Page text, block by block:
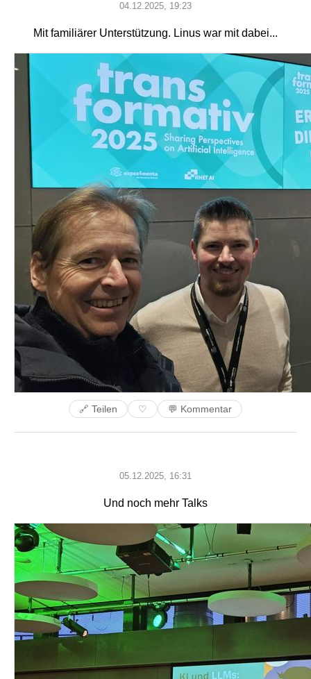
04.12.2025, 19:23
Mit familiärer Unterstützung. Linus war mit dabei...
🔗 Teilen ♡ 💬 Kommentar
05.12.2025, 16:31
Und noch mehr Talks